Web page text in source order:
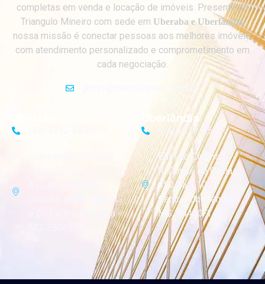
completas em venda e locação de imóveis. Presente no
Triangulo Mineiro com sede em Uberaba e Uberlândia,
nossa missão é conectar pessoas aos melhores imóveis,
com atendimento personalizado e comprometimento em
cada negociação.
ghmm@mendesmelo.com.br
Oliveira, 4488 Salas 1
e 2 - Centro, Uberaba -
Uberlândia
(34) 3219-0501
Edifício Chams
R. Duque de Caxias,
450 Sala 1001 -
Centro, Uberlândia -
MG, 38400-142